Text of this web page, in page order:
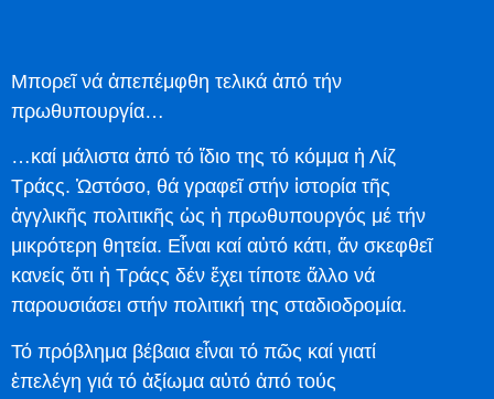
Μπορεῖ νά ἀπεπέμφθη τελικά ἀπό τήν
πρωθυπουργία…
…καί μάλιστα ἀπό τό ἴδιο της τό κόμμα ἡ Λίζ
Τράςς. Ὡστόσο, θά γραφεῖ στήν ἱστορία τῆς
ἀγγλικῆς πολιτικῆς ὡς ἡ πρωθυπουργός μέ τήν
μικρότερη θητεία. Εἶναι καί αὐτό κάτι, ἄν σκεφθεῖ
κανείς ὅτι ἡ Τράςς δέν ἔχει τίποτε ἄλλο νά
παρουσιάσει στήν πολιτική της σταδιοδρομία.
Τό πρόβλημα βέβαια εἶναι τό πῶς καί γιατί
ἐπελέγη γιά τό ἀξίωμα αὐτό ἀπό τούς